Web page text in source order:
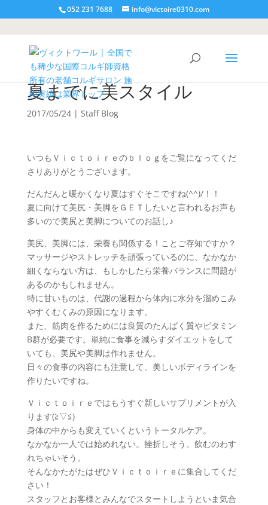
052 231 7688 info@victoire0310.com
夏までに美スタイル
2017/05/24| Staff Blog
いつもＶｉｃｔｏｉｒｅのｂｌｏｇをご覧になってくだ
さりありがとうございます。
だんだんと暖かくなり夏はすぐそこですね(^^)/！！
夏に向けて美尻・美脚をＧＥＴしたいと言われるお声も
多いので美尻と美脚についてのお話し♪
美尻、美脚には、栄養も関係する！ことご存知ですか？
マッサージやストレッチを頑張っているのに、なかなか
細くならない方は、もしかしたら栄養バランスに問題が
あるのかもしれません。
特に甘いものは、代謝の過程から体内に水分を溜めこみ
やすくむくみの原因になります。
また、筋肉を作るためには良質のたんぱく質やビタミン
B群が必要です。単純に食事を減らすダイエットをして
いても、美尻や美脚は作れません。
日々の食事の内容にも注意して、美しいボディラインを
作りたいですね。
Ｖｉｃｔｏｉｒｅではもうすぐ新しいサプリメントが入
ります(≧▽≦)
身体の中からも変えていくというトータルケア。
なかなか一人では始めれない。挫折しそう。飲むのわす
れちゃいそう。
そんなかたがたはぜひＶｉｃｔｏｉｒｅに集合してくだ
さい！
スタッフとお客様とみんなでスタートしようといま気合